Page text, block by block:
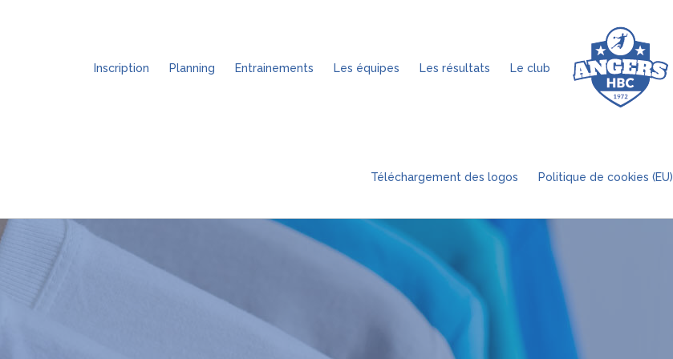
Inscription Planning Entrainements Les équipes Les résultats Le club
Téléchargement des logos Politique de cookies (EU)